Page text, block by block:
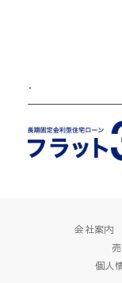
.
会社案内
個人